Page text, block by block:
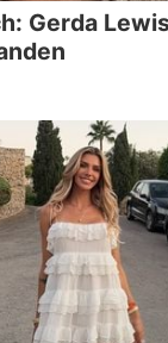
Gerda